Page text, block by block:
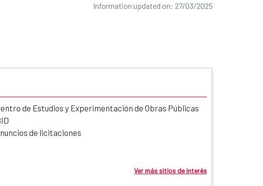
Information updated on: 27/03/2025
de Estudios y Experimentación de Obras Públicas
de licitaciones
Ver más sitios de interés